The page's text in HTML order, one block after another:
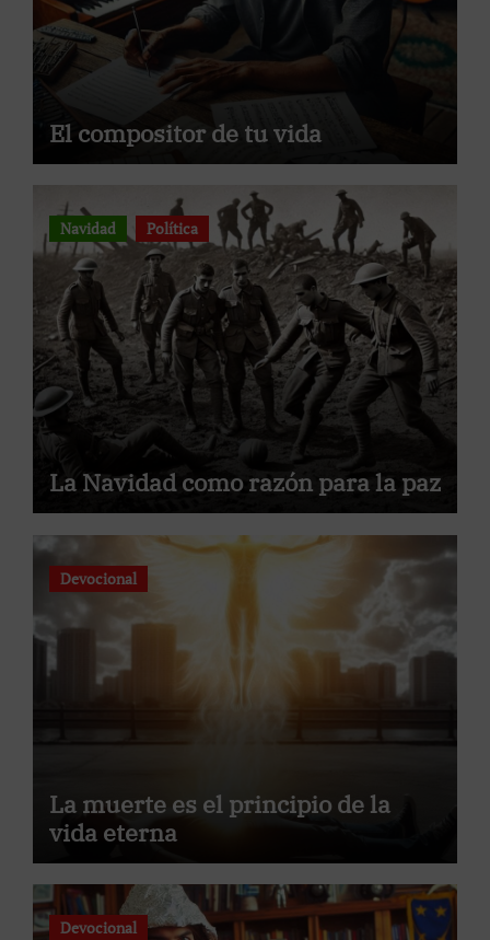
El compositor de tu vida
Navidad Política
La Navidad como razón para la paz
Devocional
La muerte es el principio de la
vida eterna
Devocional